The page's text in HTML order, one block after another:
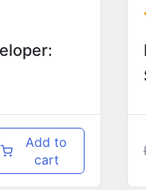
Add to
cart